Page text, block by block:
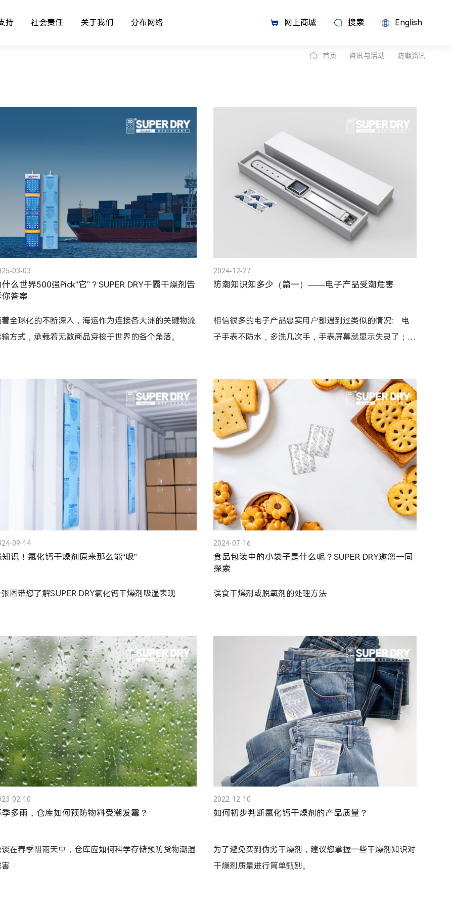
持 社会责任 关于我们 分布网络 网上商城 搜索 English
首页 咨讯与活动 防潮资讯
03-03
么世界500强Pick“它”？SUPER DRY干霸干燥剂告
你答案
全球化的不断深入，海运作为连接各大洲的关键物流
方式，承载着无数商品穿梭于世界的各个角落。
2024-12-27
防潮知识知多少（篇一）——电子产品受潮危害
相信很多的电子产品忠实用户都遇到过类似的情况： 电
子手表不防水，多洗几次手，手表屏幕就显示失灵了；买
09-14
知识！氯化钙干燥剂原来那么能“吸”
图带您了解SUPER DRY氯化钙干燥剂吸湿表现
2024-07-16
食品包装中的小袋子是什么呢？SUPER DRY邀您一同
探索
误食干燥剂或脱氧剂的处理方法
02-10
季多雨，仓库如何预防物料受潮发霉？
在春季阴雨天中，仓库应如何科学存储预防货物潮湿
2022-12-10
如何初步判断氯化钙干燥剂的产品质量？
为了避免买到伪劣干燥剂，建议您掌握一些干燥剂知识对
干燥剂质量进行简单甄别。